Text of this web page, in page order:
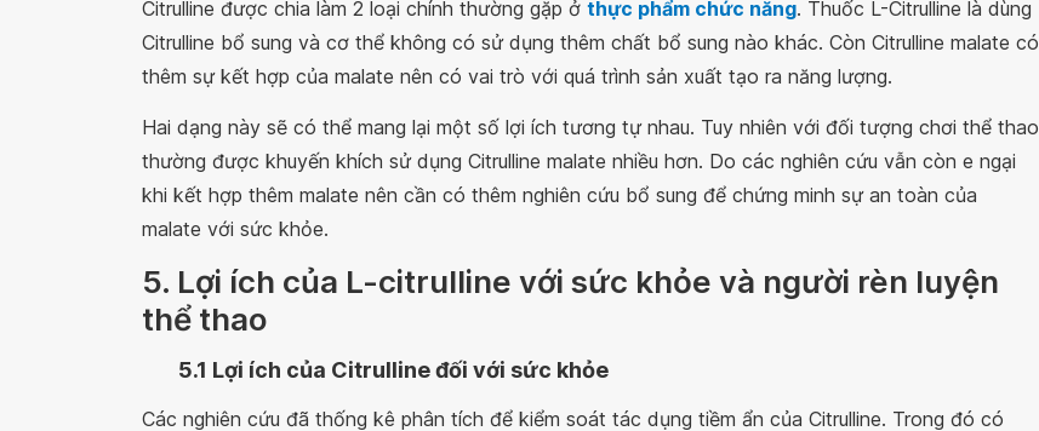
Citrulline được chia làm 2 loại chính thường gặp ở thực phẩm chức năng. Thuốc L-Citrulline là dùng
Citrulline bổ sung và cơ thể không có sử dụng thêm chất bổ sung nào khác. Còn Citrulline malate có
thêm sự kết hợp của malate nên có vai trò với quá trình sản xuất tạo ra năng lượng.
Hai dạng này sẽ có thể mang lại một số lợi ích tương tự nhau. Tuy nhiên với đối tượng chơi thể thao
thường được khuyến khích sử dụng Citrulline malate nhiều hơn. Do các nghiên cứu vẫn còn e ngại
khi kết hợp thêm malate nên cần có thêm nghiên cứu bổ sung để chứng minh sự an toàn của
malate với sức khỏe.
5. Lợi ích của L-citrulline với sức khỏe và người rèn luyện
thể thao
5.1 Lợi ích của Citrullineđối với sức khỏe
Các nghiên cứu đã thống kê phân tích để kiểm soát tác dụng tiềm ẩn của Citrulline. Trong đó có